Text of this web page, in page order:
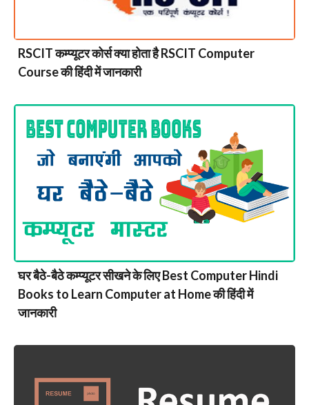
RSCIT कम्प्यूटर कोर्स क्या होता है RSCIT Computer
Course की हिंदी में जानकारी
घर बैठे-बैठे कम्प्यूटर सीखने के लिए Best Computer Hindi
Books to Learn Computer at Home की हिंदी में
जानकारी